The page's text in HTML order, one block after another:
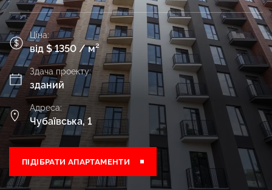
Ціна:
від $ 1350 / м²
Здача проекту:
зданий
Адреса:
Чубаївська, 1
ПІДІБРАТИ АПАРТАМЕНТИ